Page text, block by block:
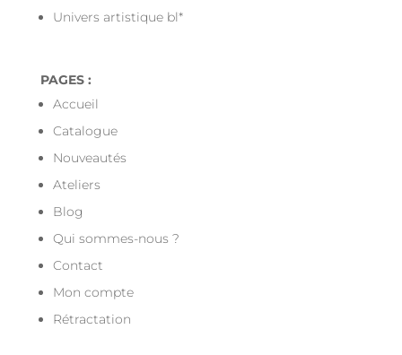
Univers artistique bl*
PAGES :
Accueil
Catalogue
Nouveautés
Ateliers
Blog
Qui sommes-nous ?
Contact
Mon compte
Rétractation